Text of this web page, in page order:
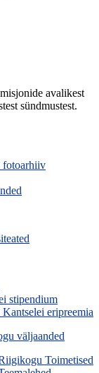
avalikest
sündmustest.
stipendium
eripreemia
väljaanded
Toimetised